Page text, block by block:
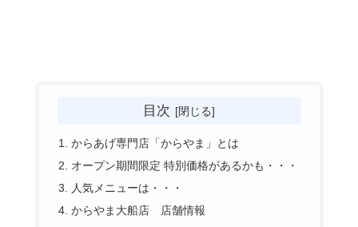
目次
からあげ専門店「からやま」とは
オープン期間限定 特別価格があるかも・・・
人気メニューは・・・
からやま大船店 店舗情報